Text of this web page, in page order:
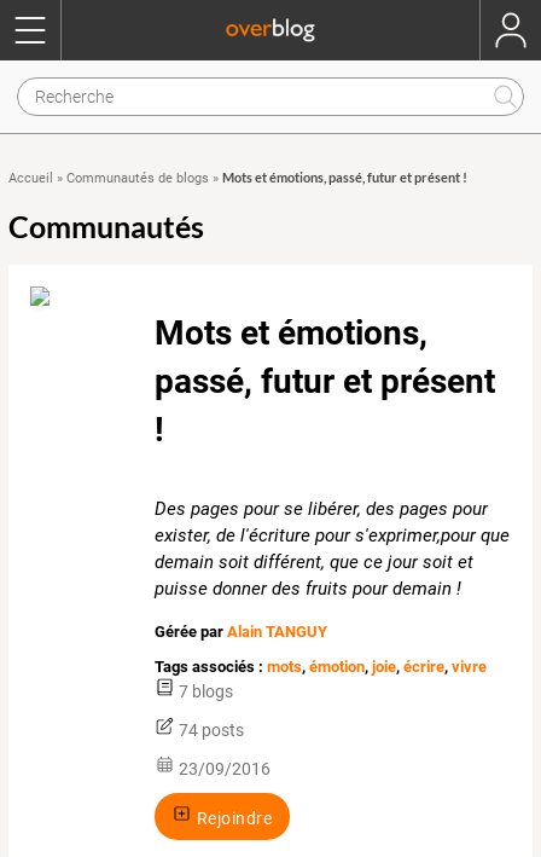
Accueil » Communautés de blogs » Mots et émotions, passé, futur et présent !
Communautés
Mots et émotions,
passé, futur et présent
!
Des pages pour se libérer, des pages pour
exister, de l'écriture pour s'exprimer,pour que
demain soit différent, que ce jour soit et
puisse donner des fruits pour demain !
Gérée parAlain TANGUY
Tags associés : mots,émotion,joie,écrire,vivre
7 blogs
74 posts
23/09/2016
Rejoindre